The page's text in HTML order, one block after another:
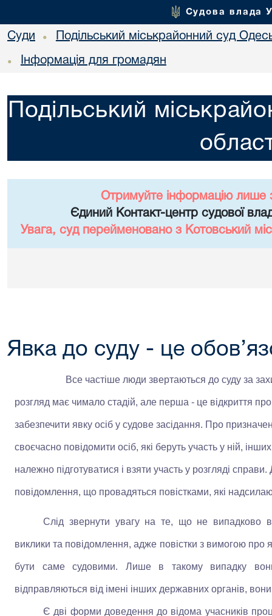
Судова влада
Суди • Подільський міськрайонний суд
• Інформація для громадян
Подільський
Отримуйте інформацію лише
Єдиний Контакт-центр судової
Увага, суд перейменовано з Котовський
Явка до суду - це
Все частіше люди звертаються до суду за
розгляд має чимало стадій, але перша - це відкриття
забезпечити явку осіб у судове засідання. Про
своєчасно повідомити осіб, які беруть участь у ній,
належно підготуватися і взяти участь у розгляді
повідомлення, що провадяться повістками, які
Слід звернути увагу на те, що не випадково
виклики та повідомлення, адже повістки з вимогою про
бути саме судовими. Лише в такому випадку
відправляються від імені інших державних органів,
Є дві форми доведення до відома учасників